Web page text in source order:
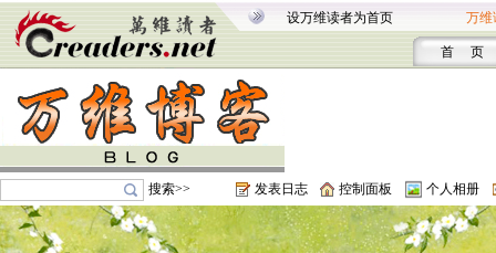
设万维读者为首页 万维
首 页
搜索>> 发表日志 控制面板 个人相册